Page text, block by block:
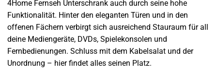
4Home Fernseh Unterschrank auch durch seine hohe
Funktionalität. Hinter den eleganten Türen und in den
offenen Fächern verbirgt sich ausreichend Stauraum für all
deine Mediengeräte, DVDs, Spielekonsolen und
Fernbedienungen. Schluss mit dem Kabelsalat und der
Unordnung – hier findet alles seinen Platz.